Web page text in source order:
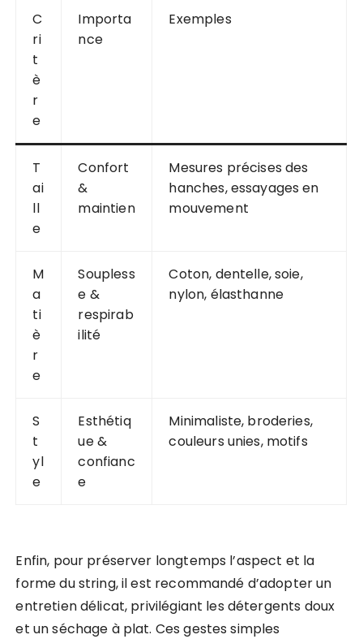
C
ri
t
è
r
e
Importa
nce
Exemples
T
ai
ll
e
Confort
&
maintien
Mesures précises des
hanches, essayages en
mouvement
M
a
ti
è
r
e
Soupless
e &
respirab
ilité
Coton, dentelle, soie,
nylon, élasthanne
S
t
yl
e
Esthétiq
ue &
confianc
e
Minimaliste, broderies,
couleurs unies, motifs
Enfin, pour préserver longtemps l’aspect et la
forme du string, il est recommandé d’adopter un
entretien délicat, privilégiant les détergents doux
et un séchage à plat. Ces gestes simples